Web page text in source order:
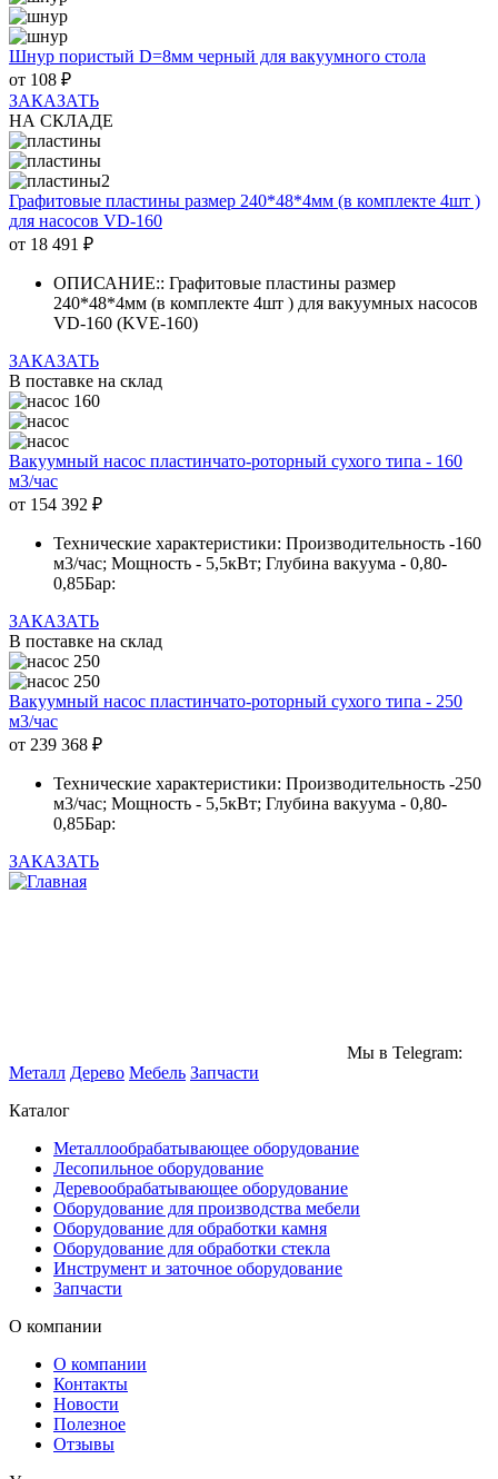
Шнур пористый D=8мм черный для вакуумного стола
от 108 ₽
ЗАКАЗАТЬ
НА СКЛАДЕ
Графитовые пластины размер 240*48*4мм (в комплекте 4шт )
для насосов VD-160
от 18 491 ₽
ОПИСАНИЕ:: Графитовые пластины размер
240*48*4мм (в комплекте 4шт ) для вакуумных насосов
VD-160 (KVE-160)
ЗАКАЗАТЬ
В поставке на склад
Вакуумный насос пластинчато-роторный сухого типа - 160
м3/час
от 154 392 ₽
Технические характеристики: Производительность -160
м3/час; Мощность - 5,5кВт; Глубина вакуума - 0,80-
0,85Бар:
ЗАКАЗАТЬ
В поставке на склад
Вакуумный насос пластинчато-роторный сухого типа - 250
м3/час
от 239 368 ₽
Технические характеристики: Производительность -250
м3/час; Мощность - 5,5кВт; Глубина вакуума - 0,80-
0,85Бар:
ЗАКАЗАТЬ
Мы в Telegram:
Металл Дерево Мебель Запчасти
Каталог
Металлообрабатывающее оборудование
Лесопильное оборудование
Деревообрабатывающее оборудование
Оборудование для производства мебели
Оборудование для обработки камня
Оборудование для обработки стекла
Инструмент и заточное оборудование
Запчасти
О компании
О компании
Контакты
Новости
Полезное
Отзывы